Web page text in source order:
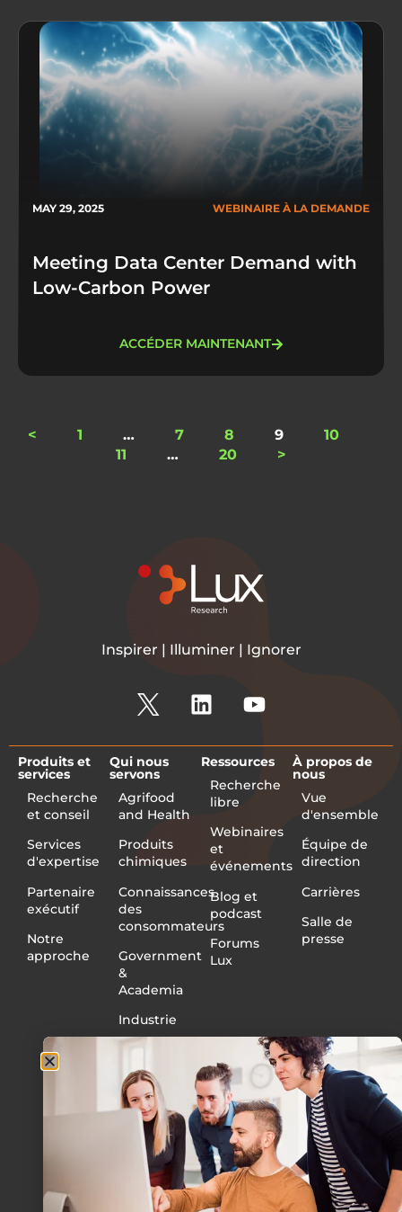
MAY 29, 2025 WEBINAIRE À LA DEMANDE
Meeting Data Center Demand with
Low-Carbon Power
ACCÉDER MAINTENANT
< 1 … 7 8 9
10
11
… 20 >
Inspirer | Illuminer | Ignorer
Produits et
services
Recherche
et conseil
Services
d'expertise
Partenaire
exécutif
Notre
approche
Qui nous
servons
Agrifood
and Health
Produits
chimiques
Connaissances
des
consommateurs
Government
&
Academia
Industrie
Medical
Devices
and
Diagnostics
Pétrole et
Utilitaires
Ressources
Recherche
libre
Webinaires
et
événements
Blog et
podcast
Forums
Lux
À propos de
nous
Vue
d'ensemble
Équipe de
direction
Carrières
Salle de
presse